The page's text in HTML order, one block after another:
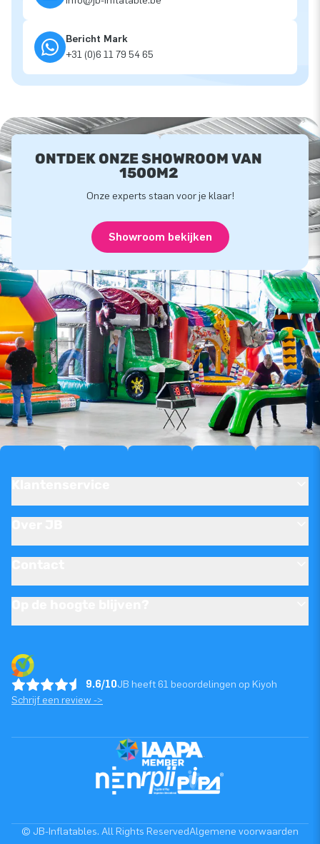
Bericht Mark
+31 (0)6 11 79 54 65
ONTDEK ONZE SHOWROOM VAN
1500M2
Onze experts staan voor je klaar!
Showroom bekijken
9.6/10JB heeft 61 beoordelingen op Kiyoh
Schrijf een review ->
© JB-Inflatables. All Rights ReservedAlgemene voorwaarden